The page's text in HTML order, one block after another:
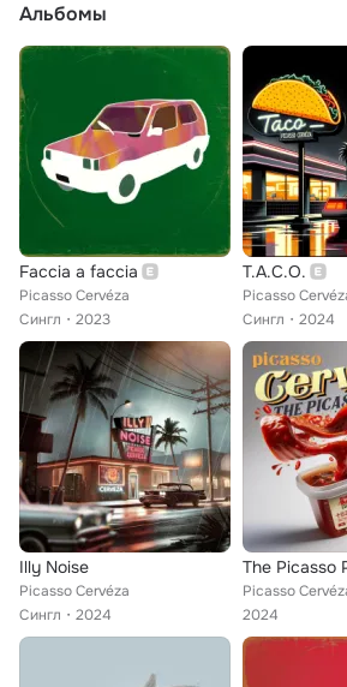
Альбомы
Faccia a faccia
Picasso Cervéza
Сингл
2023
T.A.C.O.
Picasso
Сингл
2024
Illy Noise
Picasso Cervéza
Сингл
2024
The Picasso
Picasso
2024